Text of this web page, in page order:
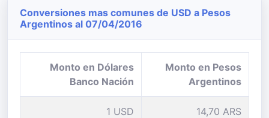
Conversiones mas comunes de USD a Pesos
Argentinos al 07/04/2016
Monto en Dólares
Banco Nación
Monto en Pesos
Argentinos
1 USD 14,70 ARS